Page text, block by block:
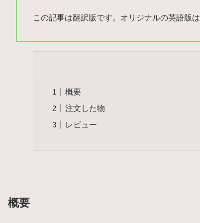
この記事は翻訳版です。オリジナルの英語版は
概要
注文した物
レビュー
概要